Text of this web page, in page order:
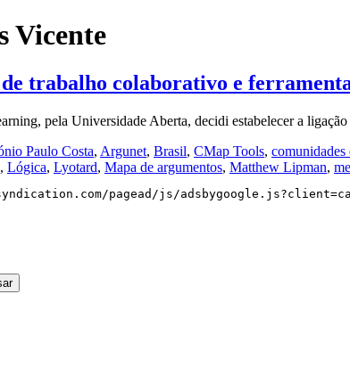
Vicente
trabalho colaborativo e
pela Universidade Aberta, decidi estabelecer a
Paulo Costa, Argunet, Brasil, CMap Tools, comunidades
, Lógica, Lyotard, Mapa de argumentos, Matthew Lipman,
pagead/js/adsbygoogle.js?client=ca-